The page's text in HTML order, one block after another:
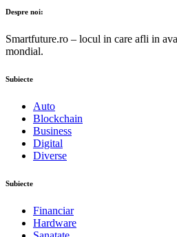
Despre noi:
Smartfuture.ro – locul in care afli in
mondial.
Subiecte
Auto
Blockchain
Business
Digital
Diverse
Subiecte
Financiar
Hardware